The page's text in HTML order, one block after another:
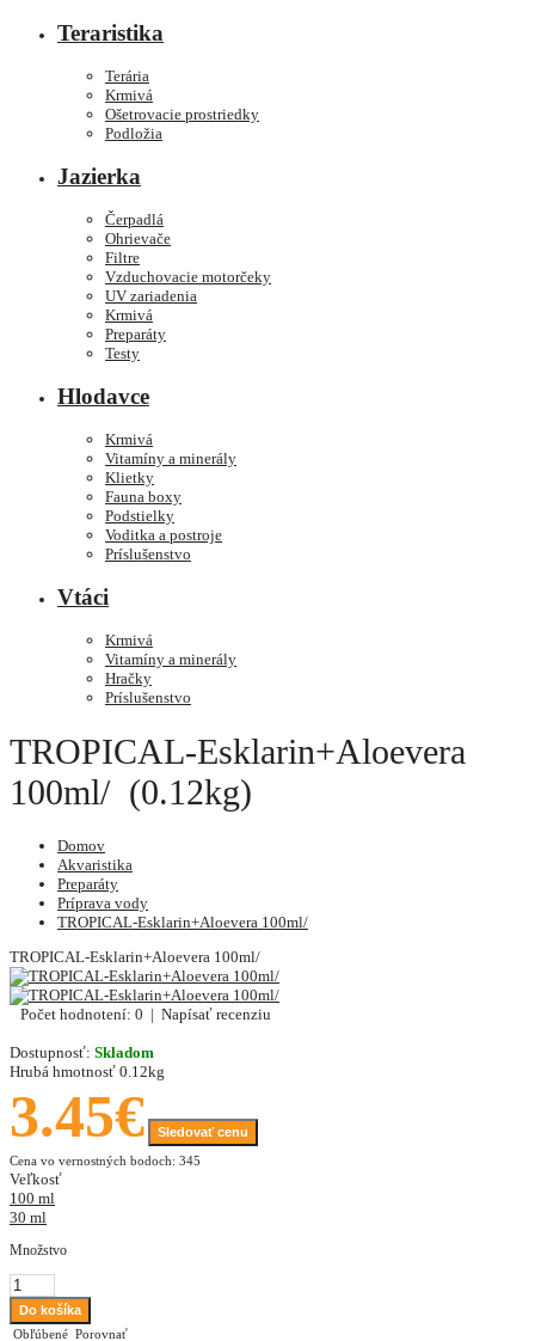
Teraristika
Terária
Krmivá
Ošetrovacie prostriedky
Podložia
Jazierka
Čerpadlá
Ohrievače
Filtre
Vzduchovacie motorčeky
UV zariadenia
Krmivá
Preparáty
Testy
Hlodavce
Krmivá
Vitamíny a minerály
Klietky
Fauna boxy
Podstielky
Voditka a postroje
Príslušenstvo
Vtáci
Krmivá
Vitamíny a minerály
Hračky
Príslušenstvo
TROPICAL-Esklarin+Aloevera
100ml/ (0.12kg)
Domov
Akvaristika
Preparáty
Príprava vody
TROPICAL-Esklarin+Aloevera 100ml/
TROPICAL-Esklarin+Aloevera 100ml/
Počet hodnotení: 0 | Napísať recenziu
Dostupnosť: Skladom
Hrubá hmotnosť 0.12kg
3.45€
Sledovať cenu
Cena vo vernostných bodoch: 345
Veľkosť
100 ml
30 ml
Množstvo
Obľúbené Porovnať